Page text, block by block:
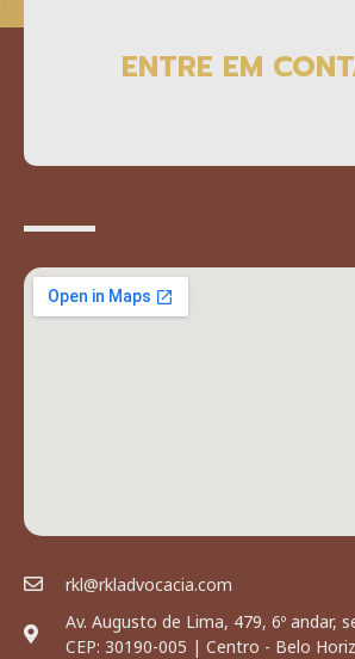
ENTRE EM
rkl@rkladvocacia.com
Av. Augusto de Lima, 479, 6º andar,
CEP: 30190-005 | Centro - Belo